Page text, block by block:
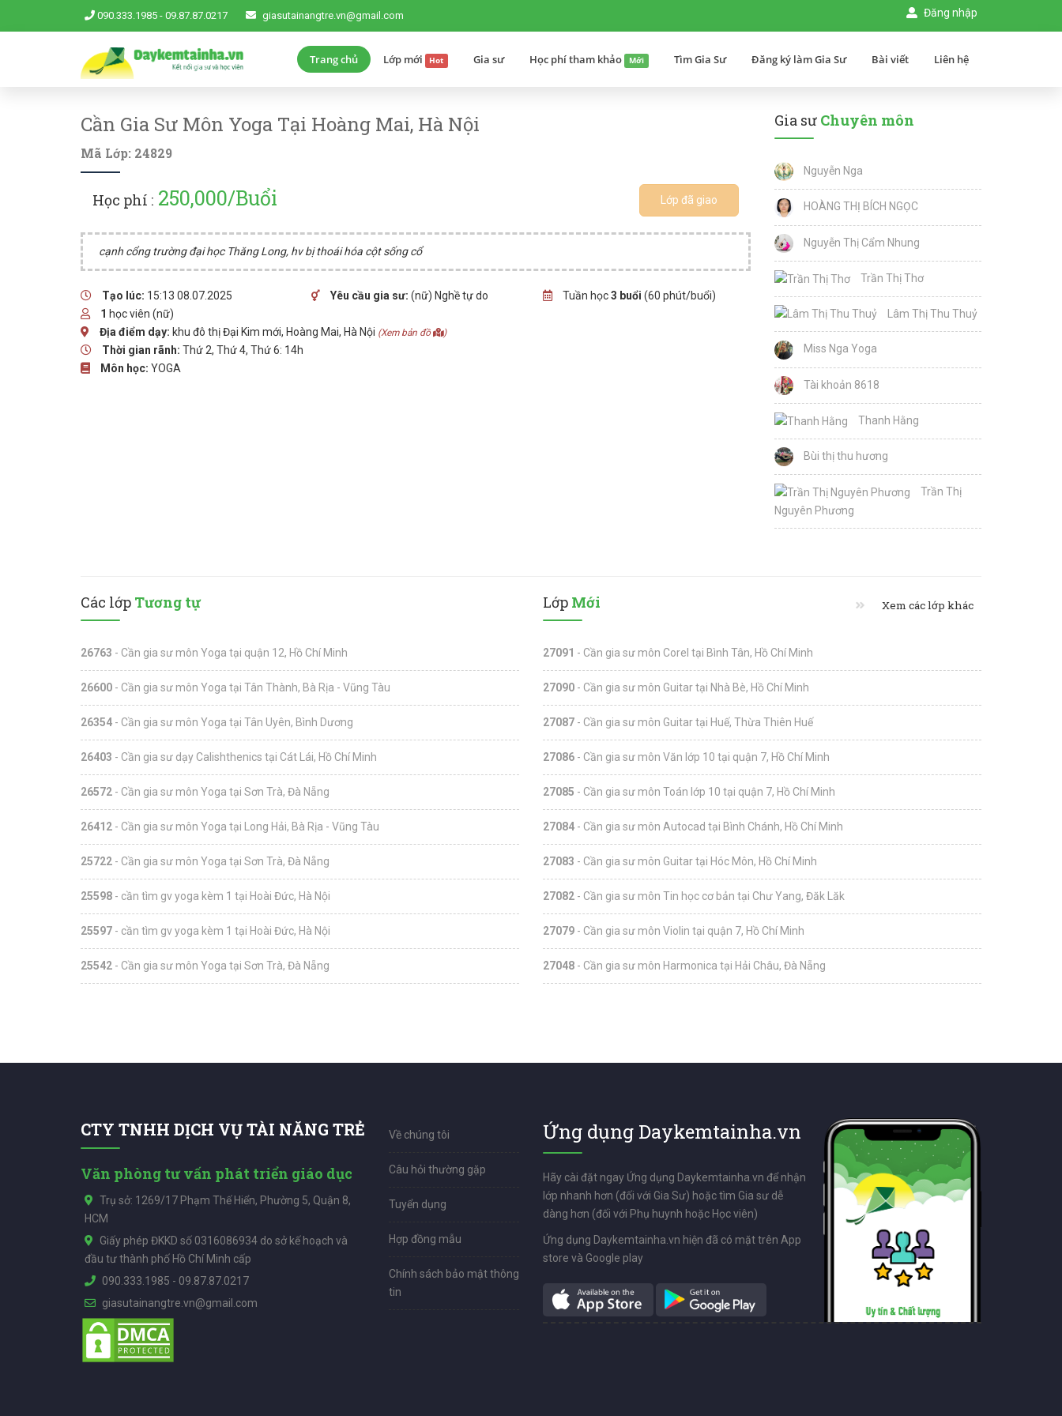
090.333.1985 - 09.87.87.0217 giasutainangtre.vn@gmail.com Đăng nhập
Trang chủ Lớp mới Hot Gia sư Học phí tham khảo Mới Tìm Gia Sư Đăng ký làm Gia Sư Bài viết Liên hệ
Cần Gia Sư Môn Yoga Tại Hoàng Mai, Hà Nội
Mã Lớp: 24829
Học phí : 250,000/Buổi Lớp đã giao
cạnh cổng trường đại học Thăng Long, hv bị thoái hóa cột sống cổ
Tạo lúc: 15:13 08.07.2025 Yêu cầu gia sư: (nữ) Nghề tự do Tuần học3 buổi (60 phút/buổi)
1 học viên (nữ)
Địa điểm dạy: khu đô thị Đại Kim mới, Hoàng Mai, Hà Nội (Xem bản đồ )
Thời gian rãnh: Thứ 2, Thứ 4, Thứ 6: 14h
Môn học: YOGA
Gia sư Chuyên môn
Nguyễn Nga
HOÀNG THỊ BÍCH NGỌC
Nguyễn Thị Cẩm Nhung
Trần Thị Thơ
Lâm Thị Thu Thuỷ
Miss Nga Yoga
Tài khoản 8618
Thanh Hằng
Bùi thị thu hương
Trần Thị
Nguyên Phương
Các lớp Tương tự
26763 - Cần gia sư môn Yoga tại quận 12, Hồ Chí Minh
26600 - Cần gia sư môn Yoga tại Tân Thành, Bà Rịa - Vũng Tàu
26354 - Cần gia sư môn Yoga tại Tân Uyên, Bình Dương
26403 - Cần gia sư dạy Calishthenics tại Cát Lái, Hồ Chí Minh
26572 - Cần gia sư môn Yoga tại Sơn Trà, Đà Nẵng
26412 - Cần gia sư môn Yoga tại Long Hải, Bà Rịa - Vũng Tàu
25722 - Cần gia sư môn Yoga tại Sơn Trà, Đà Nẵng
25598 - cần tìm gv yoga kèm 1 tại Hoài Đức, Hà Nội
25597 - cần tìm gv yoga kèm 1 tại Hoài Đức, Hà Nội
25542 - Cần gia sư môn Yoga tại Sơn Trà, Đà Nẵng
Lớp Mới Xem các lớp khác
27091 - Cần gia sư môn Corel tại Bình Tân, Hồ Chí Minh
27090 - Cần gia sư môn Guitar tại Nhà Bè, Hồ Chí Minh
27087 - Cần gia sư môn Guitar tại Huế, Thừa Thiên Huế
27086 - Cần gia sư môn Văn lớp 10 tại quận 7, Hồ Chí Minh
27085 - Cần gia sư môn Toán lớp 10 tại quận 7, Hồ Chí Minh
27084 - Cần gia sư môn Autocad tại Bình Chánh, Hồ Chí Minh
27083 - Cần gia sư môn Guitar tại Hóc Môn, Hồ Chí Minh
27082 - Cần gia sư môn Tin học cơ bản tại Chư Yang, Đăk Lăk
27079 - Cần gia sư môn Violin tại quận 7, Hồ Chí Minh
27048 - Cần gia sư môn Harmonica tại Hải Châu, Đà Nẵng
CTY TNHH DỊCH VỤ TÀI NĂNG TRẺ
Văn phòng tư vấn phát triển giáo dục
Trụ sở: 1269/17 Phạm Thế Hiển, Phường 5, Quận 8,
HCM
Giấy phép ĐKKD số 0316086934 do sở kế hoạch và
đầu tư thành phố Hồ Chí Minh cấp
090.333.1985 - 09.87.87.0217
giasutainangtre.vn@gmail.com
Về chúng tôi
Câu hỏi thường gặp
Tuyển dụng
Hợp đồng mẫu
Chính sách bảo mật thông
tin
Ứng dụng Daykemtainha.vn
Hãy cài đặt ngay Ứng dụng Daykemtainha.vn để nhận
lớp nhanh hơn (đối với Gia Sư) hoặc tìm Gia sư dễ
dàng hơn (đối với Phụ huynh hoặc Học viên)
Ứng dụng Daykemtainha.vn hiện đã có mặt trên App
store và Google play